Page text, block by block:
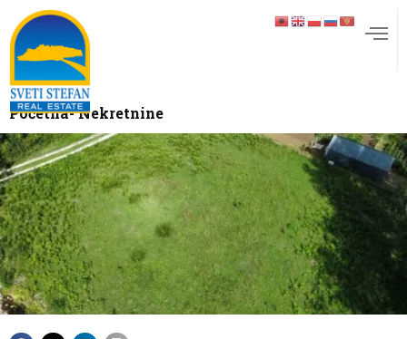
Početna- Nekretnine